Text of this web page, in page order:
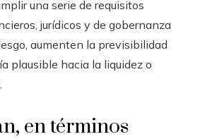
una serie de requisitos
jurídicos y de gobernanza
aumenten la previsibilidad
plausible hacia la liquidez o
en términos